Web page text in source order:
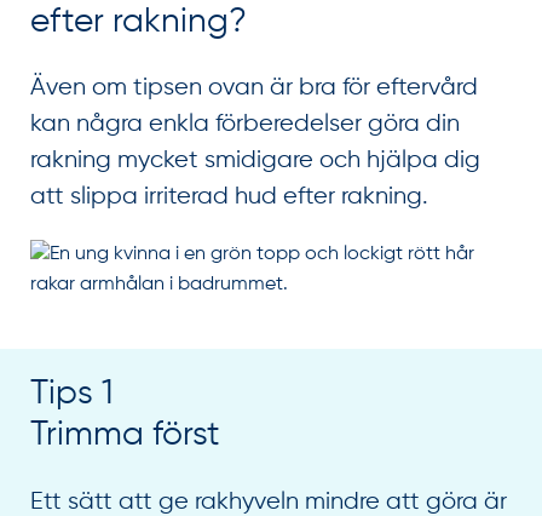
efter rakning?
Även om tipsen ovan är bra för eftervård
kan några enkla förberedelser göra din
rakning mycket smidigare och hjälpa dig
att slippa irriterad hud efter rakning.
Tips 1
Trimma först
Ett sätt att ge rakhyveln mindre att göra är